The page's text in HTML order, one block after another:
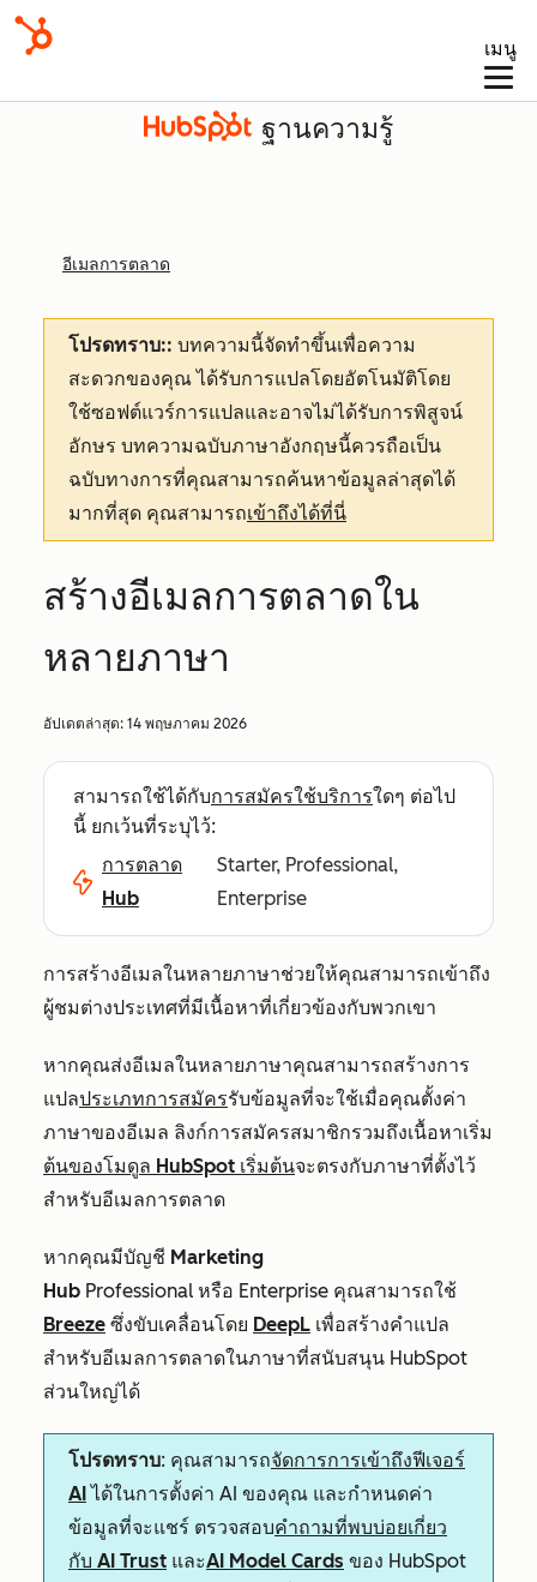
เมนู
ฐานความรู้
อีเมลการตลาด
โปรดทราบ:: บทความนี้จัดทำขึ้นเพื่อความ
สะดวกของคุณได้รับการแปลโดยอัตโนมัติโดย
ใช้ซอฟต์แวร์การแปลและอาจไม่ได้รับการพิสูจน์
อักษร บทความฉบับภาษาอังกฤษนี้ควรถือเป็น
ฉบับทางการที่คุณสามารถค้นหาข้อมูลล่าสุดได้
มากที่สุด คุณสามารถเข้าถึงได้ที่นี่
สร้างอีเมลการตลาดใน
หลายภาษา
อัปเดตล่าสุด: 14 พฤษภาคม 2026
สามารถใช้ได้กับการสมัครใช้บริการใดๆ ต่อไป
นี้ ยกเว้นที่ระบุไว้:
การตลาด
Hub
Starter, Professional,
Enterprise
การสร้างอีเมลในหลายภาษาช่วยให้คุณสามารถเข้าถึง
ผู้ชมต่างประเทศที่มีเนื้อหาที่เกี่ยวข้องกับพวกเขา
หากคุณส่งอีเมลในหลายภาษาคุณสามารถสร้างการ
แปลประเภทการสมัครรับข้อมูลที่จะใช้เมื่อคุณตั้งค่า
ภาษาของอีเมล ลิงก์การสมัครสมาชิกรวมถึงเนื้อหาเริ่ม
ต้นของโมดูล HubSpot เริ่มต้นจะตรงกับภาษาที่ตั้งไว้
สำหรับอีเมลการตลาด
หากคุณมีบัญชี Marketing
Hub Professional หรือ Enterprise คุณสามารถใช้
Breeze ซึ่งขับเคลื่อนโดย DeepL เพื่อสร้างคำแปล
สำหรับอีเมลการตลาดในภาษาที่สนับสนุน HubSpot
ส่วนใหญ่ได้
โปรดทราบ: คุณสามารถจัดการการเข้าถึงฟีเจอร์
AIได้ในการตั้งค่า AI ของคุณ และกำหนดค่า
ข้อมูลที่จะแชร์ ตรวจสอบคำถามที่พบบ่อยเกี่ยว
กับ AI Trust และAI Model Cards ของ HubSpot